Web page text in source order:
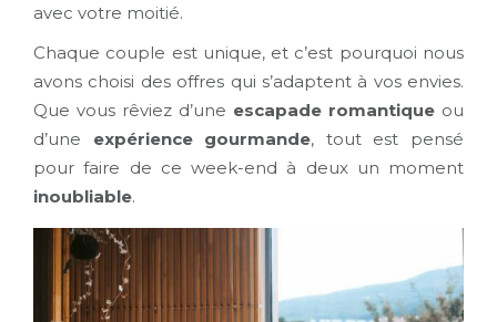
avec votre moitié.
Chaque couple est unique, et c’est pourquoi nous
avons choisi des offres qui s’adaptent à vos envies.
Que vous rêviez d’une escapade romantique ou
d’une expérience gourmande, tout est pensé
pour faire de ce week-end à deux un moment
inoubliable.